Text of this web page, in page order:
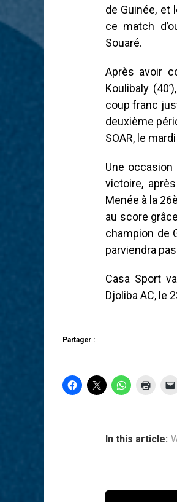
de Guinée, et
ce match
Souaré.
Après avoir
Koulibaly
coup franc
deuxième
SOAR, le
Une
victoire,
Menée à la
au score
champion de
parviendra
Casa Sport
Djoliba AC, le
Partager :
In this article: